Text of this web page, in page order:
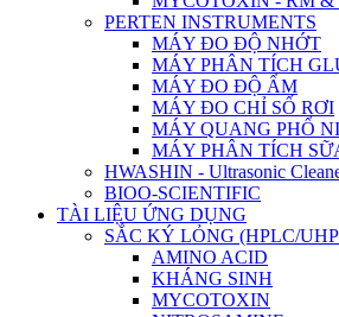
PERTEN INSTRUMENTS
MÁY ĐO ĐỘ NHỚT
MÁY PHÂN TÍCH
MÁY ĐO ĐỘ ẨM
MÁY ĐO CHỈ SỐ RƠI
MÁY QUANG PHỔ
MÁY PHÂN TÍCH
HWASHIN - Ultrasonic
BIOO-SCIENTIFIC
TÀI LIỆU ỨNG DỤNG
SẮC KÝ LỎNG (HPLC/
AMINO ACID
KHÁNG SINH
MYCOTOXIN